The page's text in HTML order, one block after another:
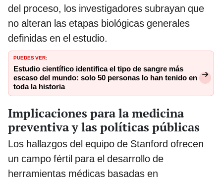
del proceso, los investigadores subrayan que
no alteran las etapas biológicas generales
definidas en el estudio.
PUEDES VER:
Estudio científico identifica el tipo de sangre más
escaso del mundo: solo 50 personas lo han tenido en
toda la historia
Implicaciones para la medicina
preventiva y las políticas públicas
Los hallazgos del equipo de Stanford ofrecen
un campo fértil para el desarrollo de
herramientas médicas basadas en